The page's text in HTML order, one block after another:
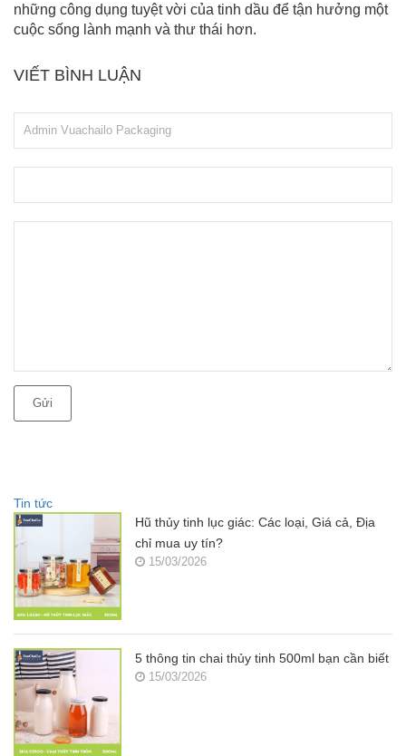
những công dụng tuyệt vời của tinh dầu để tận hưởng một
cuộc sống lành mạnh và thư thái hơn.
VIẾT BÌNH LUẬN
Gửi
Tin tức
Hũ thủy tinh lục giác: Các loại, Giá cả, Địa
chỉ mua uy tín?
15/03/2026
5 thông tin chai thủy tinh 500ml bạn cần biết
15/03/2026